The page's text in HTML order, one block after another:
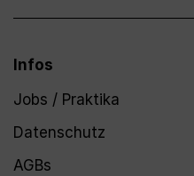
Infos
Jobs / Praktika
Datenschutz
AGBs